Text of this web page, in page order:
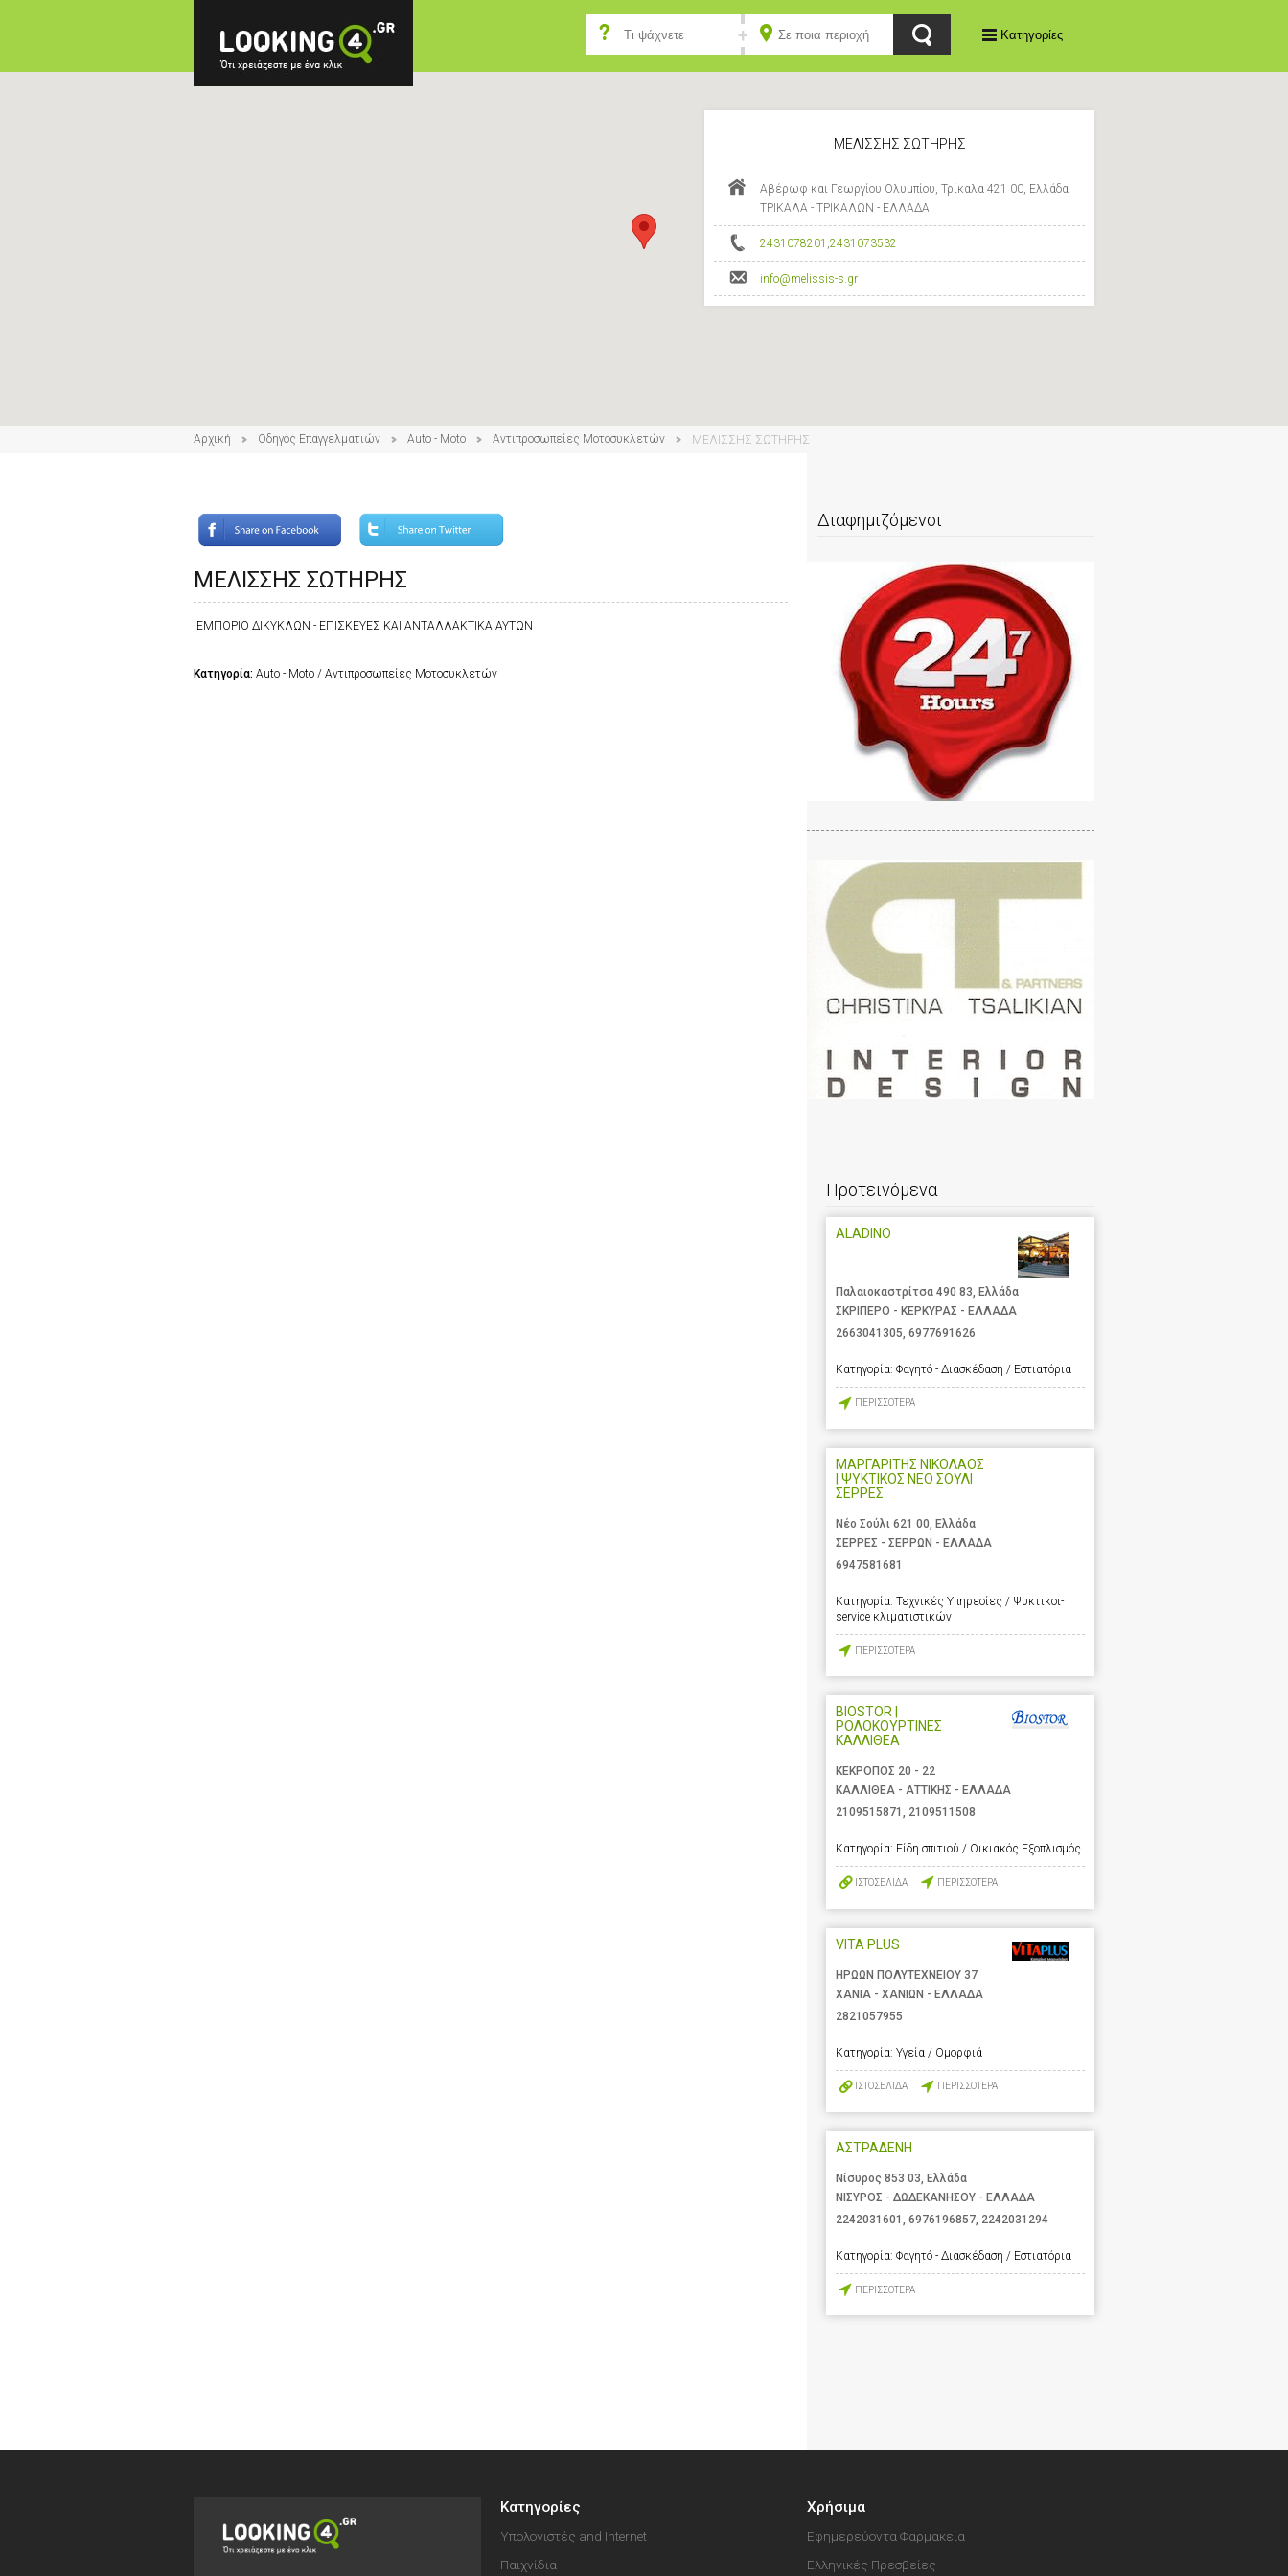
Κατηγορίες
ΜΕΛΙΣΣΗΣ ΣΩΤΗΡΗΣ
Αβέρωφ και Γεωργίου Ολυμπίου, Τρίκαλα 421 00, Ελλάδα
ΤΡΙΚΑΛΑ - ΤΡΙΚΑΛΩΝ - ΕΛΛΑΔΑ
2431078201 ,2431073532
info@melissis-s.gr
Αρχική Οδηγός Επαγγελματιών Auto - Moto Αντιπροσωπείες Μοτοσυκλετών ΜΕΛΙΣΣΗΣ ΣΩΤΗΡΗΣ
ΜΕΛΙΣΣΗΣ ΣΩΤΗΡΗΣ
ΕΜΠΟΡΙΟ ΔΙΚΥΚΛΩΝ - ΕΠΙΣΚΕΥΕΣ ΚΑΙ ΑΝΤΑΛΛΑΚΤΙΚΑ ΑΥΤΩΝ
Κατηγορία: Auto - Moto / Αντιπροσωπείες Μοτοσυκλετών
Διαφημιζόμενοι
Προτεινόμενα
ALADINO
Παλαιοκαστρίτσα 490 83, Ελλάδα
ΣΚΡΙΠΕΡΟ - ΚΕΡΚΥΡΑΣ - ΕΛΛΑΔΑ
2663041305 6977691626
Κατηγορία: Φαγητό - Διασκέδαση / Εστιατόρια
ΠΕΡΙΣΣΟΤΕΡΑ
ΜΑΡΓΑΡΙΤΗΣ ΝΙΚΟΛΑΟΣ
| ΨΥΚΤΙΚΟΣ ΝΕΟ ΣΟΥΛΙ
ΣΕΡΡΕΣ
Νέο Σούλι 621 00, Ελλάδα
ΣΕΡΡΕΣ - ΣΕΡΡΩΝ - ΕΛΛΑΔΑ
6947581681
Κατηγορία: Τεχνικές Υπηρεσίες / Ψυκτικοι-
service κλιματιστικών
ΠΕΡΙΣΣΟΤΕΡΑ
BIOSTOR |
ΡΟΛΟΚΟΥΡΤΙΝΕΣ
ΚΑΛΛΙΘΕΑ
ΚΕΚΡΟΠΟΣ 20 - 22
ΚΑΛΛΙΘΕΑ - ΑΤΤΙΚΗΣ - ΕΛΛΑΔΑ
2109515871 , 2109511508
Κατηγορία: Είδη σπιτιού / Οικιακός Εξοπλισμός
ΙΣΤΟΣΕΛΙΔΑ ΠΕΡΙΣΣΟΤΕΡΑ
VITA PLUS
ΗΡΩΩΝ ΠΟΛΥΤΕΧΝΕΙΟΥ 37
ΧΑΝΙΑ - ΧΑΝΙΩΝ - ΕΛΛΑΔΑ
2821057955
Κατηγορία: Υγεία / Ομορφιά
ΙΣΤΟΣΕΛΙΔΑ ΠΕΡΙΣΣΟΤΕΡΑ
ΑΣΤΡΑΔΕΝΗ
Νίσυρος 853 03, Ελλάδα
ΝΙΣΥΡΟΣ - ΔΩΔΕΚΑΝΗΣΟΥ - ΕΛΛΑΔΑ
2242031601 , 6976196857, 2242031294
Κατηγορία: Φαγητό - Διασκέδαση / Εστιατόρια
ΠΕΡΙΣΣΟΤΕΡΑ
Κατηγορίες
Υπολογιστές and Internet
Παιχνίδια
Χρήσιμα
Εφημερεύοντα Φαρμακεία
Ελληνικές Πρεσβείες